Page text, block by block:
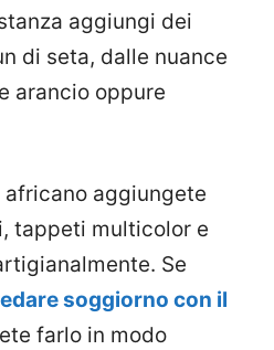
aggiungi dei
di seta, dalle nuance
arancio oppure
aggiungete
tappeti multicolor e
Se
soggiorno con il
farlo in modo